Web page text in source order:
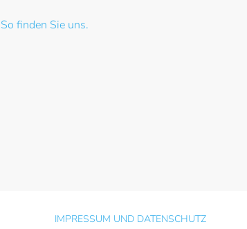
So finden Sie uns.
IMPRESSUM UND DATENSCHUTZ